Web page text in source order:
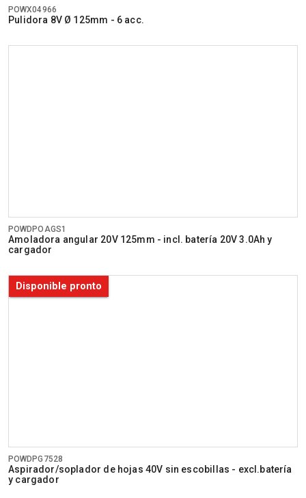
POWX04966
Pulidora 8V Ø 125mm - 6 acc.
POWDPOAGS1
Amoladora angular 20V 125mm - incl. batería 20V 3.0Ah y
cargador
Disponible pronto
POWDPG7528
Aspirador/soplador de hojas 40V sin escobillas - excl.batería
y cargador